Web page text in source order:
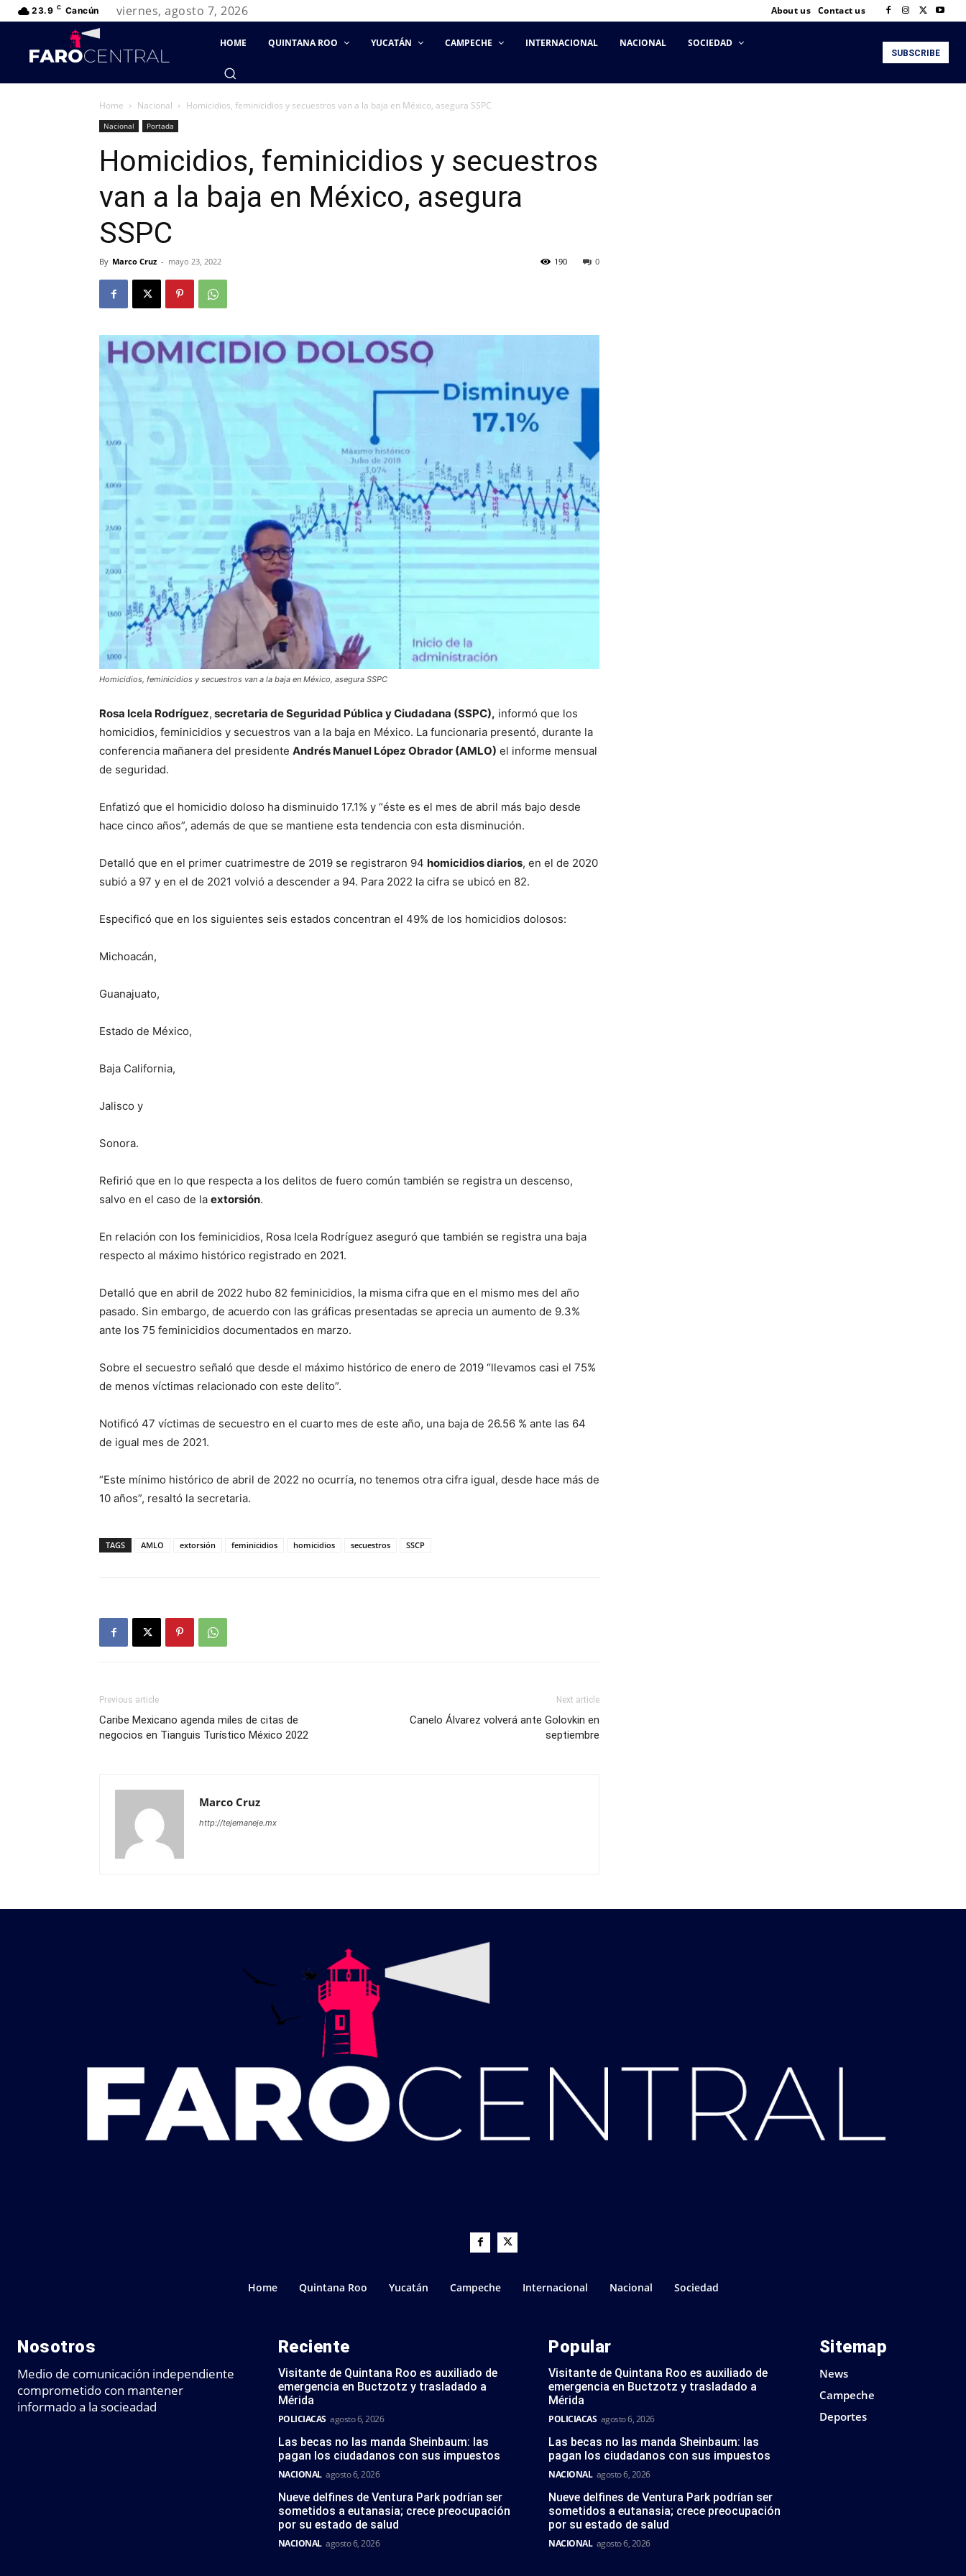
23.9 C Cancún viernes, agosto 7, 2026 About us Contact us
HOME QUINTANA ROO YUCATÁN CAMPECHE INTERNACIONAL NACIONAL SOCIEDAD
SUBSCRIBE
Home Nacional Homicidios, feminicidios y secuestros van a la baja en México, asegura SSPC
Nacional Portada
Homicidios, feminicidios y secuestros
van a la baja en México, asegura
SSPC
By Marco Cruz - mayo 23, 2022 0
190
Homicidios, feminicidios y secuestros van a la baja en México, asegura SSPC
Rosa Icela Rodríguez, secretaria de Seguridad Pública y Ciudadana (SSPC), informó que los
homicidios, feminicidios y secuestros van a la baja en México. La funcionaria presentó, durante la
conferencia mañanera del presidente Andrés Manuel López Obrador (AMLO) el informe mensual
de seguridad.
Enfatizó que el homicidio doloso ha disminuido 17.1% y “éste es el mes de abril más bajo desde
hace cinco años”, además de que se mantiene esta tendencia con esta disminución.
Detalló que en el primer cuatrimestre de 2019 se registraron 94 homicidios diarios, en el de 2020
subió a 97 y en el de 2021 volvió a descender a 94. Para 2022 la cifra se ubicó en 82.
Especificó que en los siguientes seis estados concentran el 49% de los homicidios dolosos:
Michoacán,
Guanajuato,
Estado de México,
Baja California,
Jalisco y
Sonora.
Refirió que en lo que respecta a los delitos de fuero común también se registra un descenso,
salvo en el caso de la extorsión.
En relación con los feminicidios, Rosa Icela Rodríguez aseguró que también se registra una baja
respecto al máximo histórico registrado en 2021.
Detalló que en abril de 2022 hubo 82 feminicidios, la misma cifra que en el mismo mes del año
pasado. Sin embargo, de acuerdo con las gráficas presentadas se aprecia un aumento de 9.3%
ante los 75 feminicidios documentados en marzo.
Sobre el secuestro señaló que desde el máximo histórico de enero de 2019 “llevamos casi el 75%
de menos víctimas relacionado con este delito”.
Notificó 47 víctimas de secuestro en el cuarto mes de este año, una baja de 26.56 % ante las 64
de igual mes de 2021.
“Este mínimo histórico de abril de 2022 no ocurría, no tenemos otra cifra igual, desde hace más de
10 años”, resaltó la secretaria.
TAGS AMLO extorsión feminicidios homicidios secuestros SSCP
Previous article
Caribe Mexicano agenda miles de citas de
negocios en Tianguis Turístico México 2022
Next article
Canelo Álvarez volverá ante Golovkin en
septiembre
Marco Cruz
http://tejemaneje.mx
Home Quintana Roo Yucatán Campeche Internacional Nacional Sociedad
Nosotros
Medio de comunicación independiente
comprometido con mantener
informado a la socieadad
Reciente
Visitante de Quintana Roo es auxiliado de
emergencia en Buctzotz y trasladado a
Mérida
POLICIACAS agosto 6, 2026
Las becas no las manda Sheinbaum: las
pagan los ciudadanos con sus impuestos
NACIONAL agosto 6, 2026
Nueve delfines de Ventura Park podrían ser
sometidos a eutanasia; crece preocupación
por su estado de salud
NACIONAL agosto 6, 2026
Popular
Visitante de Quintana Roo es auxiliado de
emergencia en Buctzotz y trasladado a
Mérida
POLICIACAS agosto 6, 2026
Las becas no las manda Sheinbaum: las
pagan los ciudadanos con sus impuestos
NACIONAL agosto 6, 2026
Nueve delfines de Ventura Park podrían ser
sometidos a eutanasia; crece preocupación
por su estado de salud
NACIONAL agosto 6, 2026
Sitemap
News
Campeche
Deportes